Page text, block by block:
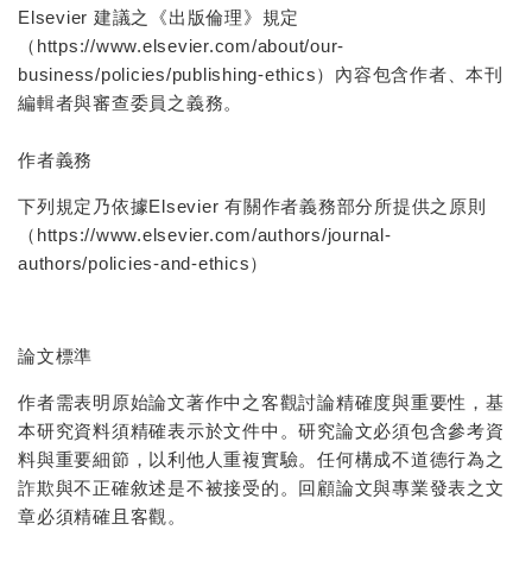
Elsevier 建議之《出版倫理》規定
（https://www.elsevier.com/about/our-
business/policies/publishing-ethics）內容包含作者、本刊
編輯者與審查委員之義務。
作者義務
下列規定乃依據Elsevier 有關作者義務部分所提供之原則
（ https://www.elsevier.com/authors/journal-
authors/policies-and-ethics）
論文標準
作者需表明原始論文著作中之客觀討論精確度與重要性，基
本研究資料須精確表示於文件中。研究論文必須包含參考資
料與重要細節，以利他人重複實驗。任何構成不道德行為之
詐欺與不正確敘述是不被接受的。回顧論文與專業發表之文
章必須精確且客觀。